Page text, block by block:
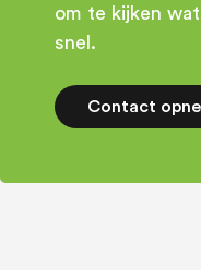
om te kijken
snel.
Contact